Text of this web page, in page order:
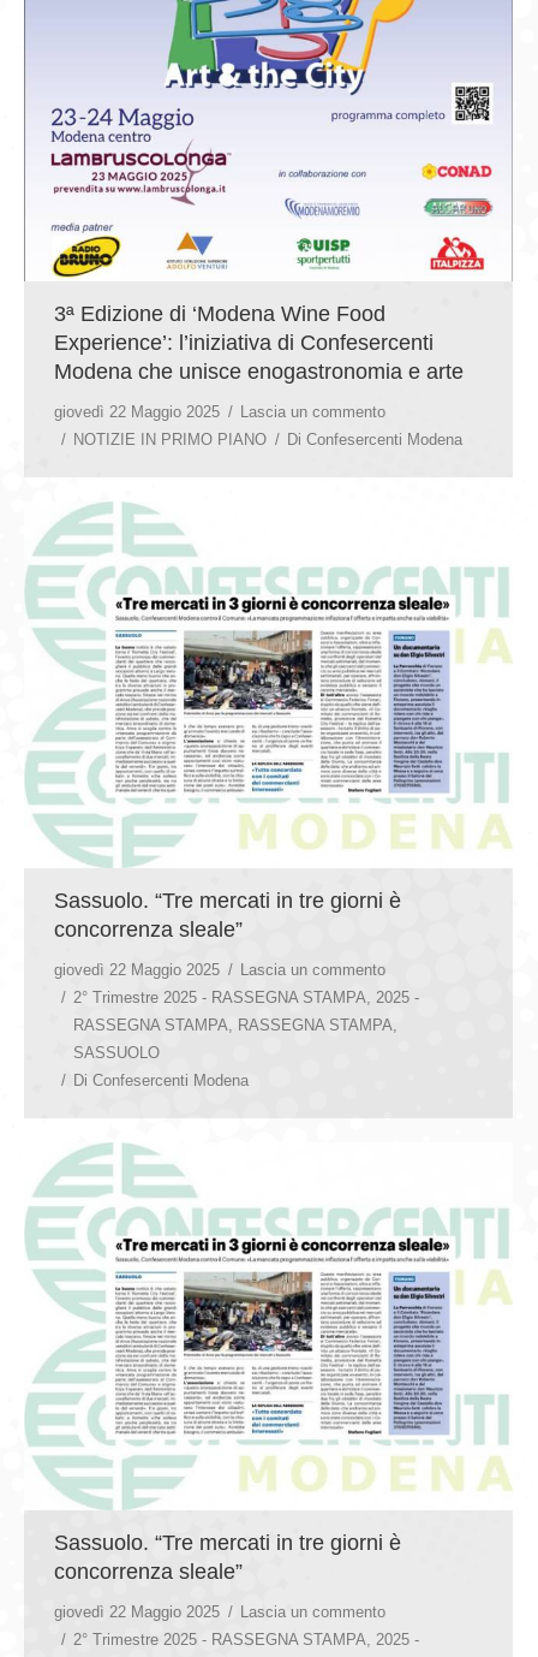
3ª Edizione di ‘Modena Wine Food
Experience’: l’iniziativa di Confesercenti
Modena che unisce enogastronomia e arte
giovedì 22 Maggio 2025
Lascia un commento
NOTIZIE IN PRIMO PIANO
Di Confesercenti Modena
Sassuolo. “Tre mercati in tre giorni è
concorrenza sleale”
giovedì 22 Maggio 2025
Lascia un commento
2° Trimestre 2025 - RASSEGNA STAMPA, 2025 -
RASSEGNA STAMPA, RASSEGNA STAMPA,
SASSUOLO
Di Confesercenti Modena
Sassuolo. “Tre mercati in tre giorni è
concorrenza sleale”
giovedì 22 Maggio 2025
Lascia un commento
2° Trimestre 2025 - RASSEGNA STAMPA
2025 -